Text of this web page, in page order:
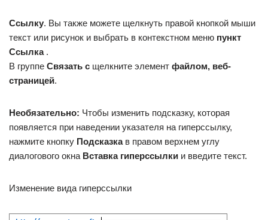
Ссылку. Вы также можете щелкнуть правой кнопкой мыши
текст или рисунок и выбрать в контекстном меню пункт
Ссылка.
В группе Связать с щелкните элемент файлом, веб-
страницей.
Необязательно: Чтобы изменить подсказку, которая
появляется при наведении указателя на гиперссылку,
нажмите кнопку Подсказкав правом верхнем углу
диалогового окна Вставка гиперссылки и введите текст.
Изменение вида гиперссылки